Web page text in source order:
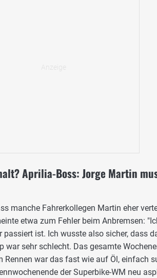
Aprilia-Boss: Jorge Martin
manche Fahrerkollegen Martin eher
etwa zum Fehler beim Anbremsen:
ist. Ich wusste also sicher, dass
war sehr schlecht. Das gesamte
Rennen war das fast wie auf Öl, einfach
der Superbike-WM neu